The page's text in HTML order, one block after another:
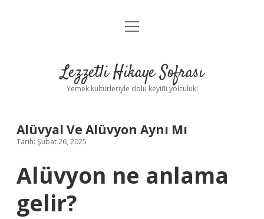
Anasayfa
Yasal Uyarı
menüyü
Lezzetli Hikaye Sofrası
Yemek kültürleriyle dolu keyifli yolculuk!
Alüvyal Ve Alüvyon Aynı Mı
Tarih: Şubat 26, 2025
Alüvyon ne anlama
gelir?